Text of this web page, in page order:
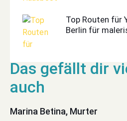
Top Routen für
Berlin für
Marina Betina, Murter